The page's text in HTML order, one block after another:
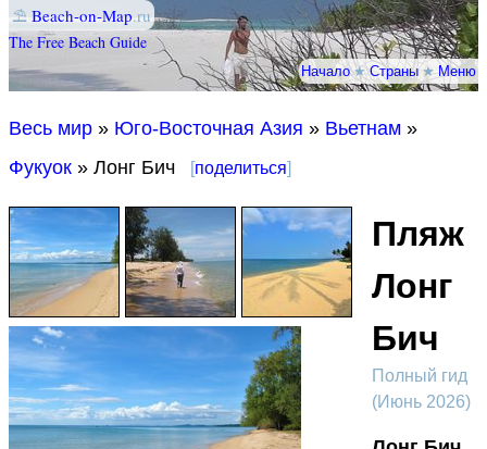
⛱ Beach-on-Map.ru
The Free Beach Guide
Начало★Страны★Меню
Весь мир » Юго-Восточная Азия » Вьетнам »
Фукуок » Лонг Бич [поделиться]
Пляж
Лонг
Бич
Полный гид
(Июнь 2026)